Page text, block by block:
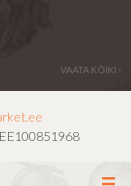
VAATA KÕIKI ›